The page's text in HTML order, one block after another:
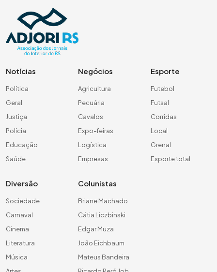
Notícias
Política
Geral
Justiça
Polícia
Educação
Saúde
Negócios
Agricultura
Pecuária
Cavalos
Expo-feiras
Logística
Empresas
Esporte
Futebol
Futsal
Corridas
Local
Grenal
Esporte total
Diversão
Sociedade
Carnaval
Cinema
Literatura
Música
Colunistas
Briane Machado
Cátia Liczbinski
Edgar Muza
João Eichbaum
Mateus Bandeira